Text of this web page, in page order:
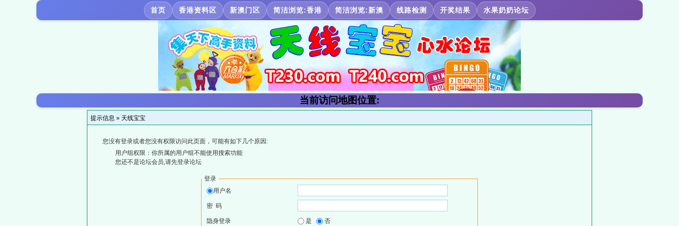
首页 香港资料区 新澳门区 简洁浏览:香港 简洁浏览:新澳 线路检测 开奖结果 水果奶奶论坛
当前访问地图位置:
提示信息 » 天线宝宝
您没有登录或者您没有权限访问此页面，可能有如下几个原因:
用户组权限：你所属的用户组不能使用搜索功能
您还不是论坛会员,请先登录论坛
登录
用户名
密 码
隐身登录 是 否